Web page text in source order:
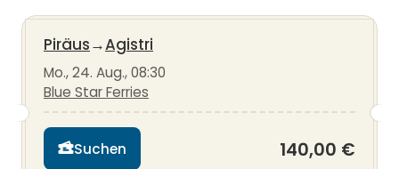
Piräus→Agistri
Mo., 24. Aug., 08:30
Blue Star Ferries
Suchen 140,00 €